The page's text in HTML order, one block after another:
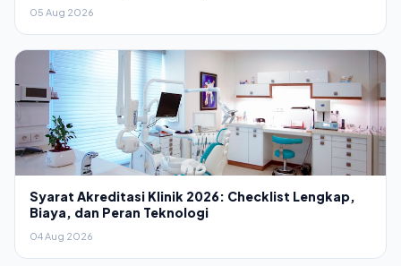
05 Aug 2026
Syarat Akreditasi Klinik 2026: Checklist Lengkap,
Biaya, dan Peran Teknologi
04 Aug 2026